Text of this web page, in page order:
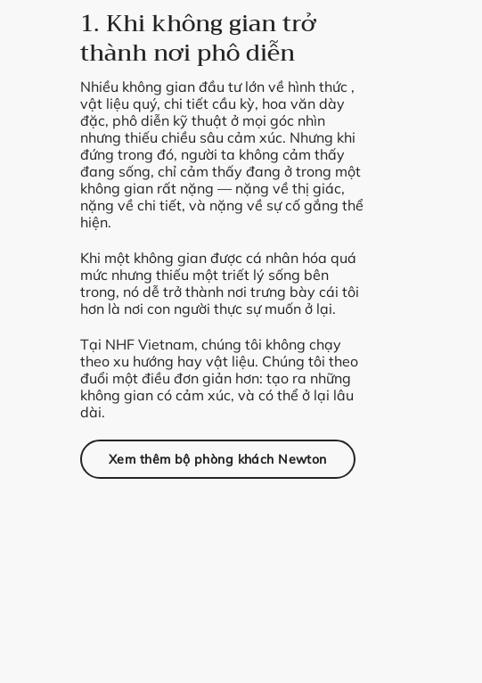
1. Khi không gian trở
thành nơi phô diễn
Nhiều không gian đầu tư lớn về hình thức ,
vật liệu quý, chi tiết cầu kỳ, hoa văn dày
đặc, phô diễn kỹ thuật ở mọi góc nhìn
nhưng thiếu chiều sâu cảm xúc. Nhưng khi
đứng trong đó, người ta không cảm thấy
đang sống, chỉ cảm thấy đang ở trong một
không gian rất nặng — nặng về thị giác,
nặng về chi tiết, và nặng về sự cố gắng thể
hiện.
Khi một không gian được cá nhân hóa quá
mức nhưng thiếu một triết lý sống bên
trong, nó dễ trở thành nơi trưng bày cái tôi
hơn là nơi con người thực sự muốn ở lại.
Tại NHF Vietnam, chúng tôi không chạy
theo xu hướng hay vật liệu. Chúng tôi theo
đuổi một điều đơn giản hơn: tạo ra những
không gian có cảm xúc, và có thể ở lại lâu
dài.
Xem thêm bộ phòng khách Newton